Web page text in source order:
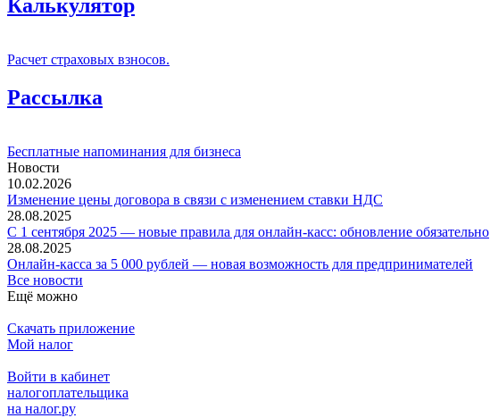
Калькулятор
Расчет страховых взносов.
Рассылка
Бесплатные напоминания для бизнеса
Новости
10.02.2026
Изменение цены договора в связи с изменением ставки НДС
28.08.2025
С 1 сентября 2025 — новые правила для онлайн-касс: обновление обязательно
28.08.2025
Онлайн-касса за 5 000 рублей — новая возможность для предпринимателей
Все новости
Ещё можно
Скачать приложение
Мой налог
Войти в кабинет
налогоплательщика
на налог.ру